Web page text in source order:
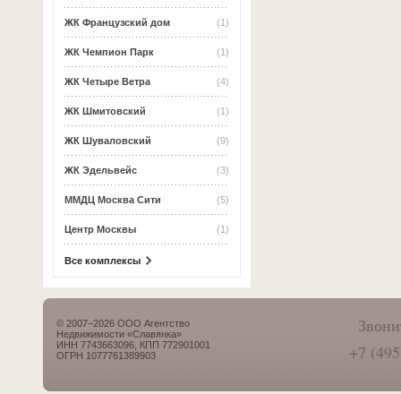
(1)
ЖК Французский дом
(1)
ЖК Чемпион Парк
(4)
ЖК Четыре Ветра
(1)
ЖК Шмитовский
(9)
ЖК Шуваловский
(3)
ЖК Эдельвейс
(5)
ММДЦ Москва Сити
(1)
Центр Москвы
Все комплексы
© 2007–2026 ООО Агентство
Недвижимости «Славянка»
ИНН 7743663096, КПП 772901001
ОГРН 1077761389903
+7